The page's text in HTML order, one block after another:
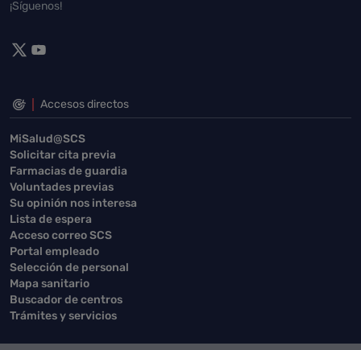
¡Síguenos!
Accesos directos
MiSalud@SCS
Solicitar cita previa
Farmacias de guardia
Voluntades previas
Su opinión nos interesa
Lista de espera
Acceso correo SCS
Portal empleado
Selección de personal
Mapa sanitario
Buscador de centros
Trámites y servicios